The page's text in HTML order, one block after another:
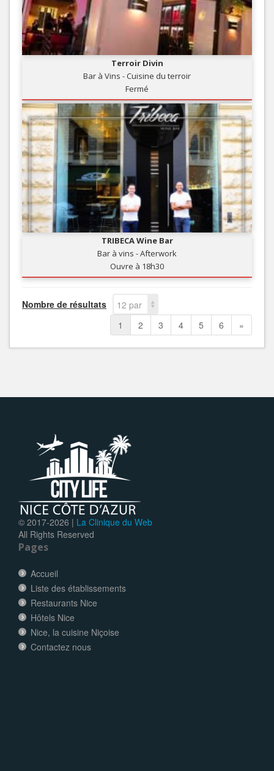
Terroir Divin
Bar à Vins - Cuisine du terroir
Fermé
TRIBECA Wine Bar
Bar à vins - Afterwork
Ouvre à 18h30
Nombre de résultats
12 par
page
1 2 3 4 5 6 »
© 2017-2026 | La Clinique du Web
All Rights Reserved
Pages
Accueil
Liste des établissements
Restaurants Nice
Hôtels Nice
Nice, la cuisine Niçoise
Contactez nous